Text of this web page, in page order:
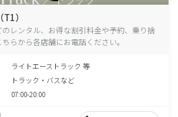
）
のレンタル、お得な割引料金や予約、乗り捨
らから各店舗にお電話ください。
ライトエーストラック 等
トラック・バスなど
07:00-20:00